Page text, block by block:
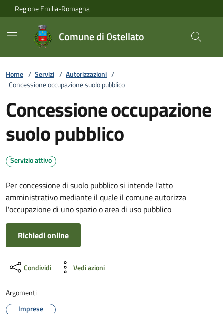
Vai ai contenuti
Vai al footer
Regione Emilia-Romagna
Comune di Ostellato
Home / Servizi / Autorizzazioni /
Concessione occupazione suolo pubblico
Concessione occupazione
suolo pubblico
Servizio attivo
Per concessione di suolo pubblico si intende l'atto
amministrativo mediante il quale il comune autorizza
l'occupazione di uno spazio o area di uso pubblico
Richiedi online
Condividi Vedi azioni
Argomenti
Imprese